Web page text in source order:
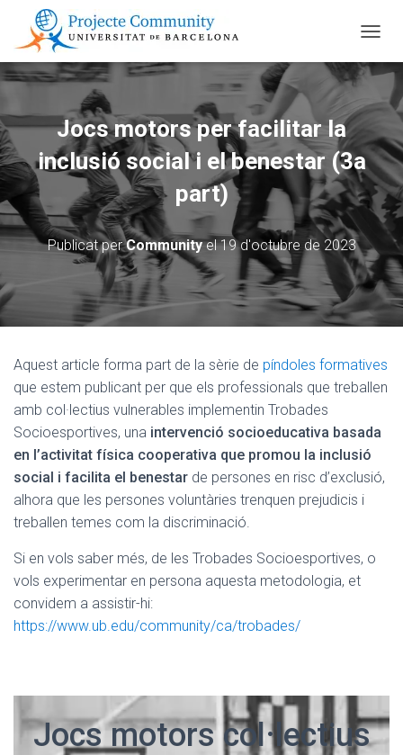
Jocs motors per facilitar la
inclusió social i el benestar (3a
part)
Publicat perCommunityel19 d'octubre de 2023
Aquest article forma part de la sèrie de píndoles formatives
que estem publicant per que els professionals que treballen
amb col·lectius vulnerables implementin Trobades
Socioesportives, una intervenció socioeducativa basada
en l’activitat física cooperativa que promou la inclusió
social i facilita el benestar de persones en risc d’exclusió,
alhora que les persones voluntàries trenquen prejudicis i
treballen temes com la discriminació.
Si en vols saber més, de les Trobades Socioesportives, o
vols experimentar en persona aquesta metodologia, et
convidem a assistir-hi:
https://www.ub.edu/community/ca/trobades/
Jocs motors col·lectius